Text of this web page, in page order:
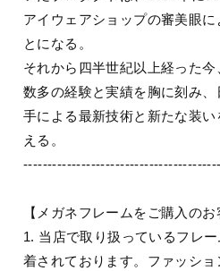
アイウェアショップの審美眼
とになる。
それから四半世紀以上経った
数多の経験と実績を胸に刻み
手による最新技術と新たな装
える。
【メガネフレームをご購入のお
1. 当店で取り扱っているフレ
着されております。ファッシ